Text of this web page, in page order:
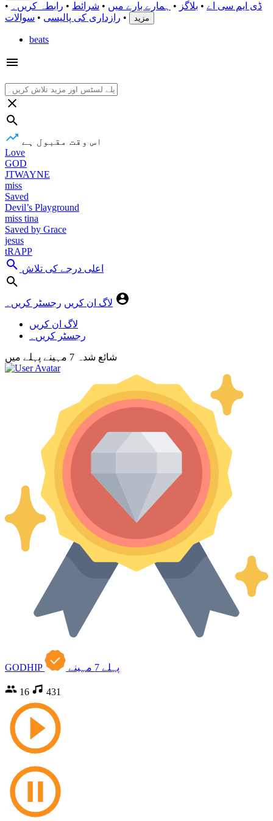
ڈی ایم سی اے • بلاگز • ہمارے بارے میں • شرائط • رابطہ کریں۔
•
رازداری کی پالیسی • سوالات • مزید
beats
اس وقت مقبول ہے
Love
GOD
JTWAYNE
miss
Saved
Devil’s Playground
miss tina
Saved by Grace
jesus
tRAPP
اعلی درجے کی تلاش
لاگ ان کریں رجسٹر کریں۔
لاگ ان کریں
رجسٹر کریں۔
شائع شدہ 7 مہینے پہلے میں
GODHIP پہلے 7 مہینے
16 431